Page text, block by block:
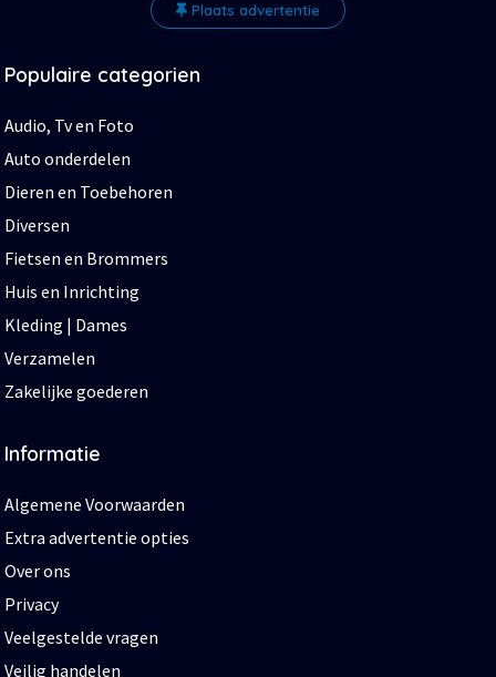
Plaats advertentie
Populaire categorien
Audio, Tv en Foto
Auto onderdelen
Dieren en Toebehoren
Diversen
Fietsen en Brommers
Huis en Inrichting
Kleding | Dames
Verzamelen
Zakelijke goederen
Informatie
Algemene Voorwaarden
Extra advertentie opties
Over ons
Privacy
Veelgestelde vragen
Veilig handelen